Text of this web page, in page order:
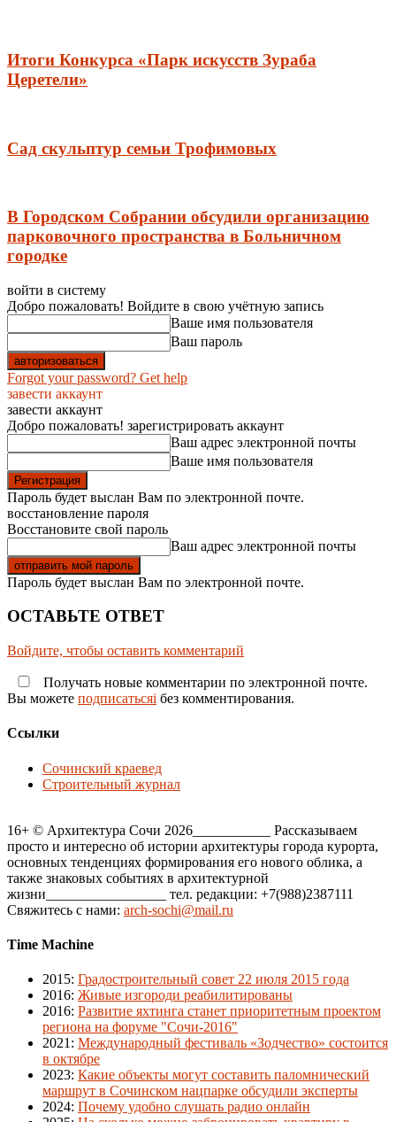
Итоги Конкурса «Парк искусств Зураба
Церетели»
Сад скульптур семьи Трофимовых
В Городском Собрании обсудили организацию
парковочного пространства в Больничном
городке
войти в систему
Добро пожаловать! Войдите в свою учётную запись
Ваше имя пользователя
Ваш пароль
Forgot your password? Get help
завести аккаунт
завести аккаунт
Добро пожаловать! зарегистрировать аккаунт
Ваш адрес электронной почты
Ваше имя пользователя
Пароль будет выслан Вам по электронной почте.
восстановление пароля
Восстановите свой пароль
Ваш адрес электронной почты
Пароль будет выслан Вам по электронной почте.
ОСТАВЬТЕ ОТВЕТ
Войдите, чтобы оставить комментарий
Получать новые комментарии по электронной почте.
Вы можете подписатьсяi без комментирования.
Ссылки
Сочинский краевед
Строительный журнал
16+ © Архитектура Сочи 2026___________ Рассказываем
просто и интересно об истории архитектуры города курорта,
основных тенденциях формирования его нового облика, а
также знаковых событиях в архитектурной
жизни_________________ тел. редакции: +7(988)2387111
Свяжитесь с нами: arch-sochi@mail.ru
Time Machine
2015: Градостроительный совет 22 июля 2015 года
2016: Живые изгороди реабилитированы
2016: Развитие яхтинга станет приоритетным проектом
региона на форуме "Сочи-2016"
2021 : Международный фестиваль «Зодчество» состоится
в октябре
2023: Какие объекты могут составить паломнический
маршрут в Сочинском нацпарке обсудили эксперты
2024: Почему удобно слушать радио онлайн